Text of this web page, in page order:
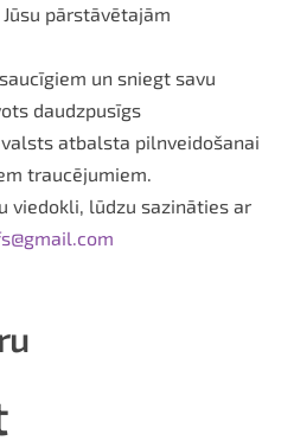
pārstāvētajām
un sniegt savu
daudzpusīgs
atbalsta pilnveidošanai
traucējumiem.
viedokli, lūdzu sazināties ar